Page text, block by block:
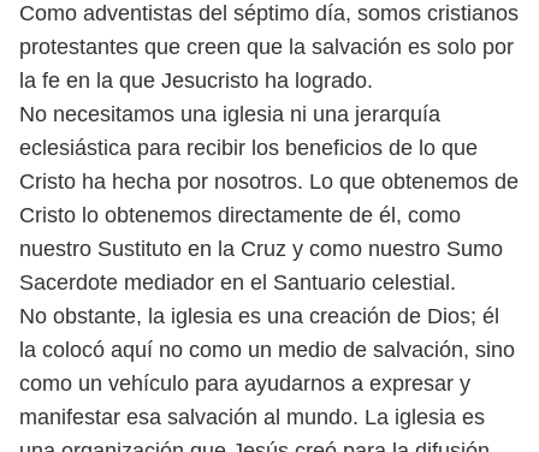
Como adventistas del séptimo día, somos cristianos
protestantes que creen que la salvación es solo por
la fe en la que Jesucristo ha logrado.
No necesitamos una iglesia ni una jerarquía
eclesiástica para recibir los beneficios de lo que
Cristo ha hecha por nosotros. Lo que obtenemos de
Cristo lo obtenemos directamente de él, como
nuestro Sustituto en la Cruz y como nuestro Sumo
Sacerdote mediador en el Santuario celestial.
No obstante, la iglesia es una creación de Dios; él
la colocó aquí no como un medio de salvación, sino
como un vehículo para ayudarnos a expresar y
manifestar esa salvación al mundo. La iglesia es